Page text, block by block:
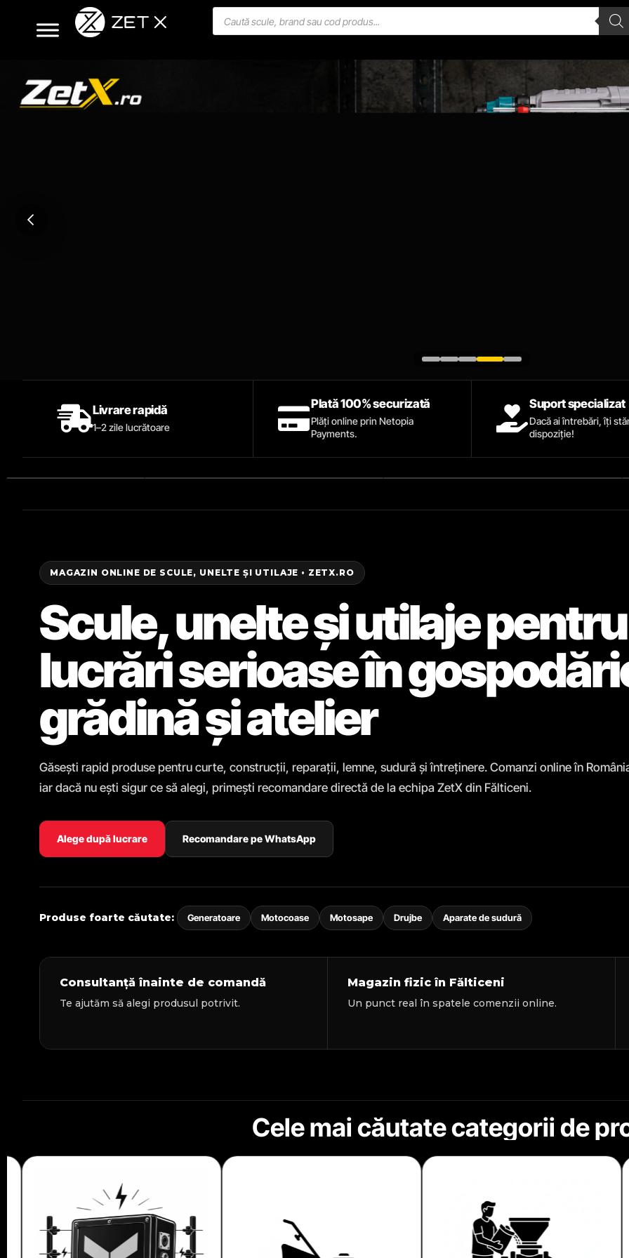
Livrare rapidă
1–2 zile lucrătoare
Plată 100% securizată
Plăți online prin Netopia
Payments.
Suport specializat
Dacă ai întrebări, îți
dispoziție!
MAGAZIN ONLINE DE SCULE, UNELTE ȘI UTILAJE • ZETX.RO
Scule, unelte și utilaje pentru
lucrări serioase în
grădină și atelier
Găsești rapid produse pentru curte, construcții, reparații, lemne, sudură și întreținere. Comanzi online în
iar dacă nu ești sigur ce să alegi, primești recomandare directă de la echipa ZetX din Fălticeni.
Alege după lucrare Recomandare pe WhatsApp
Produse foarte căutate: Generatoare Motocoase Motosape Drujbe Aparate de sudură
Consultanță înainte de comandă
Te ajutăm să alegi produsul potrivit.
Magazin fizic în Fălticeni
Un punct real în spatele comenzii online.
Cele mai căutate categorii de